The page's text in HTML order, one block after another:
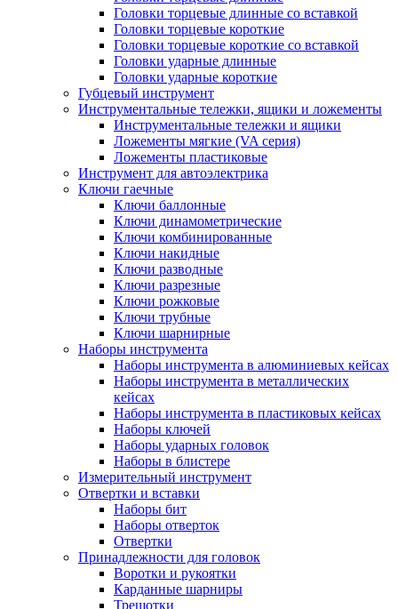
Головки торцевые длинные со вставкой
Головки торцевые короткие
Головки торцевые короткие со вставкой
Головки ударные длинные
Головки ударные короткие
Губцевый инструмент
Инструментальные тележки, ящики и ложементы
Инструментальные тележки и ящики
Ложементы мягкие (VA серия)
Ложементы пластиковые
Инструмент для автоэлектрика
Ключи гаечные
Ключи баллонные
Ключи динамометрические
Ключи комбинированные
Ключи накидные
Ключи разводные
Ключи разрезные
Ключи рожковые
Ключи трубные
Ключи шарнирные
Наборы инструмента
Наборы инструмента в алюминиевых кейсах
Наборы инструмента в металлических
кейсах
Наборы инструмента в пластиковых кейсах
Наборы ключей
Наборы ударных головок
Наборы в блистере
Измерительный инструмент
Отвертки и вставки
Наборы бит
Наборы отверток
Отвертки
Принадлежности для головок
Воротки и рукоятки
Карданные шарниры
Трещотки